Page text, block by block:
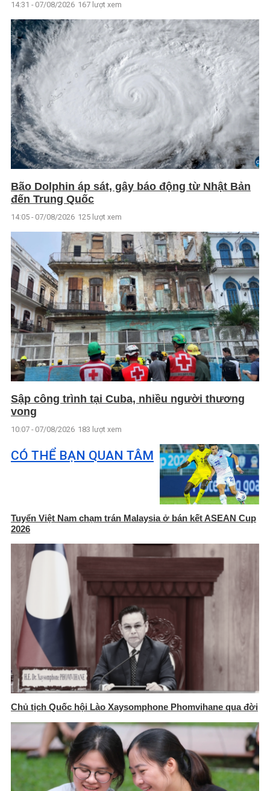
14:31 - 07/08/2026 167 lượt xem
Bão Dolphin áp sát, gây báo động từ Nhật Bản
đến Trung Quốc
14:05 - 07/08/2026 125 lượt xem
Sập công trình tại Cuba, nhiều người thương
vong
10:07 - 07/08/2026 183 lượt xem
CÓ THỂ BẠN QUAN TÂM
Tuyển Việt Nam chạm trán Malaysia ở bán kết ASEAN Cup
2026
Chủ tịch Quốc hội Lào Xaysomphone Phomvihane qua đời